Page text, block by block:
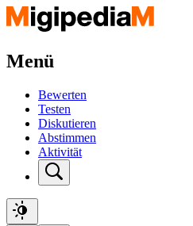
Menü
Bewerten
Testen
Diskutieren
Abstimmen
Aktivität